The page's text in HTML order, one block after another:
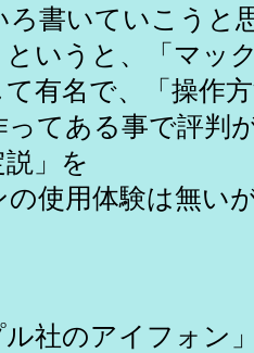
書いていこうと
いうと、「マッ
有名で、「操作
てある事で評判
」を
の使用体験は無い
社のアイフォン